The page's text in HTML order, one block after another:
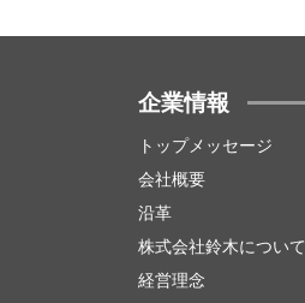
企業情報
トップメッセージ
会社概要
沿革
株式会社鈴木について
経営理念